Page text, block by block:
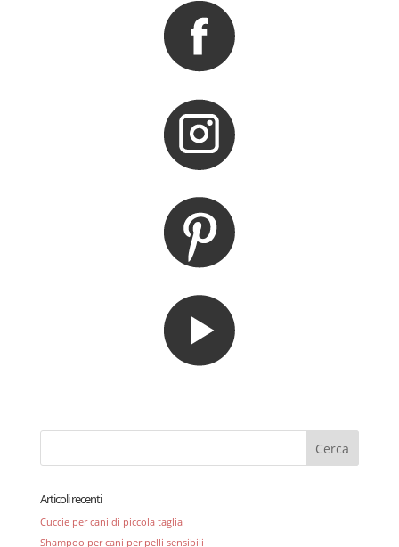
Articoli recenti
Cuccie per cani di piccola taglia
Shampoo per cani per pelli sensibili